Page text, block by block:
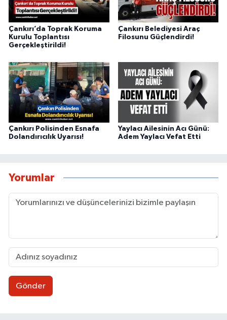
Çankırı’da Toprak Koruma
Kurulu Toplantısı
Gerçekleştirildi!
Çankırı Belediyesi Araç
Filosunu Güçlendirdi!
Çankırı Polisinden Esnafa
Dolandırıcılık Uyarısı!
Yaylacı Ailesinin Acı Günü:
Adem Yaylacı Vefat Etti
Yorumlar
Gönder